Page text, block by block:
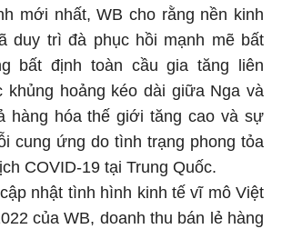
mới nhất, WB cho rằng nền kinh
duy trì đà phục hồi mạnh mẽ bất
bất định toàn cầu gia tăng liên
khủng hoảng kéo dài giữa Nga và
hàng hóa thế giới tăng cao và sự
cung ứng do tình trạng phong tỏa
COVID-19 tại Trung Quốc.
nhật tình hình kinh tế vĩ mô Việt
của WB, doanh thu bán lẻ hàng